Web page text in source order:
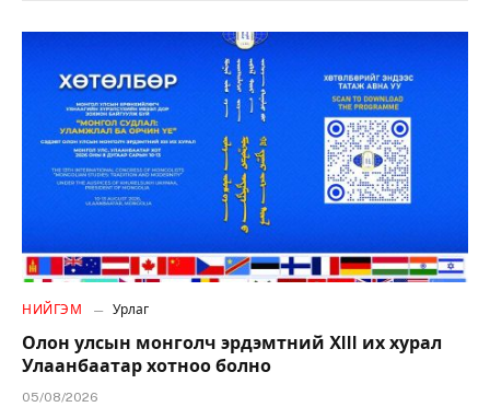
НИЙГЭМ Урлаг
Олон улсын монголч эрдэмтний XIII их хурал
Улаанбаатар хотноо болно
05/08/2026